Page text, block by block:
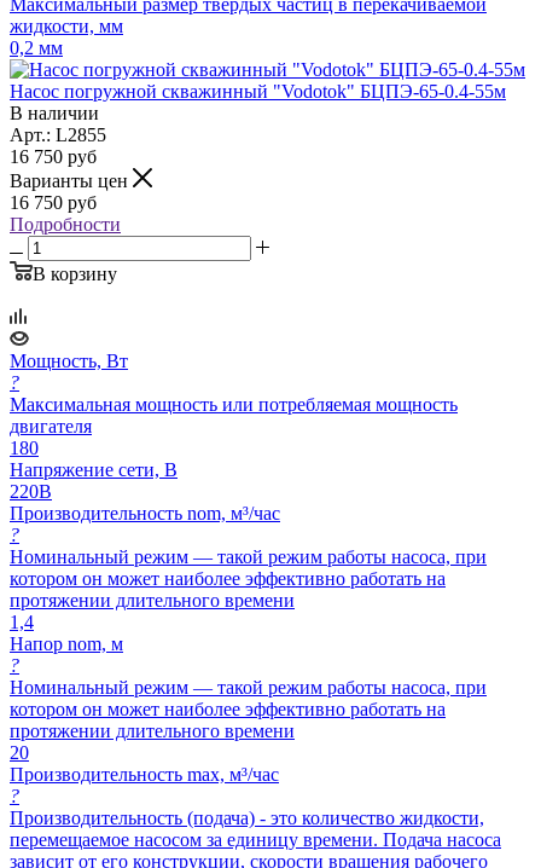
жидкости, мм
0,2 мм
Насос погружной скважинный "Vodotok" БЦПЭ-65-0.4-55м
В наличии
Арт.: L2855
16 750 руб
Варианты цен
16 750 руб
Подробности
В корзину
Мощность, Вт
?
Максимальная мощность или потребляемая мощность
двигателя
180
Напряжение сети, В
220В
Производительность nom, м³/час
?
Номинальный режим — такой режим работы насоса, при
котором он может наиболее эффективно работать на
протяжении длительного времени
1,4
Напор nom, м
?
Номинальный режим — такой режим работы насоса, при
котором он может наиболее эффективно работать на
протяжении длительного времени
20
Производительность max, м³/час
?
Производительность (подача) - это количество жидкости,
перемещаемое насосом за единицу времени. Подача насоса
зависит от его конструкции, скорости вращения рабочего